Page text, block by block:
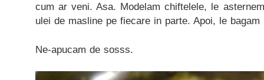
cum ar veni. Asa. Modelam chiftelele, le
ulei de masline pe fiecare in parte. Apoi, le
Ne-apucam de sosss.